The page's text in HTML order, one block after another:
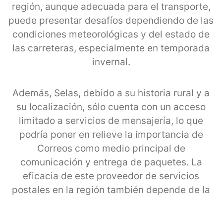
región, aunque adecuada para el transporte,
puede presentar desafíos dependiendo de las
condiciones meteorológicas y del estado de
las carreteras, especialmente en temporada
invernal.
Además, Selas, debido a su historia rural y a
su localización, sólo cuenta con un acceso
limitado a servicios de mensajería, lo que
podría poner en relieve la importancia de
Correos como medio principal de
comunicación y entrega de paquetes. La
eficacia de este proveedor de servicios
postales en la región también depende de la